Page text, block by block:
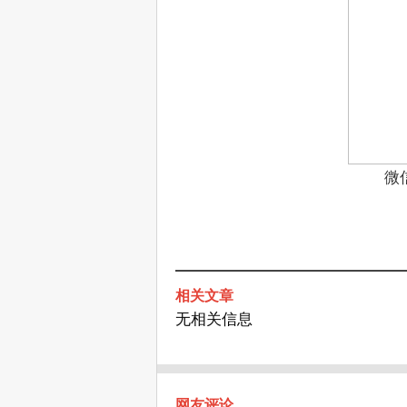
微
相关文章
无相关信息